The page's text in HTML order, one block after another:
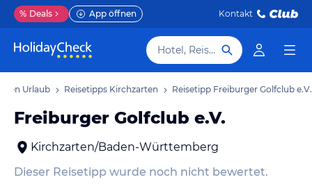
% Deals App öffnen Kontakt
Hotel, Reiseziel
Urlaub Reisetipps Kirchzarten Reisetipp Freiburger Golfclub e.V.
Freiburger Golfclub e.V.
Kirchzarten/Baden-Württemberg
Dieser Reisetipp wurde noch nicht bewertet.